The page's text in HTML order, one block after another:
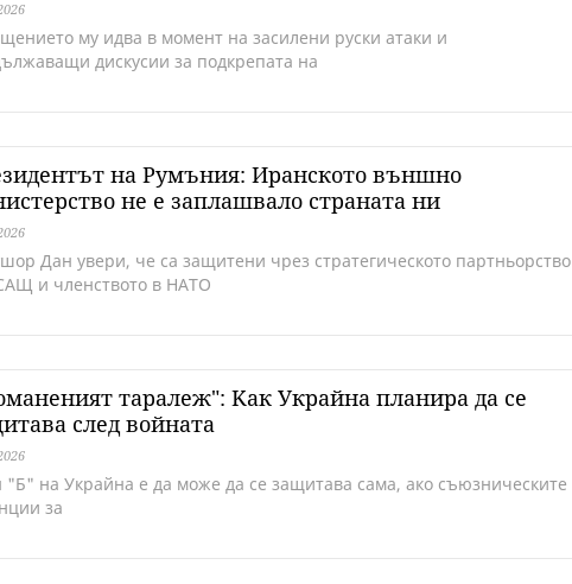
му идва в момент на засилени руски атаки и
дискусии за подкрепата на
на Румъния: Иранското външно
не е заплашвало страната ни
Дан увери, че са защитени чрез стратегическото партньорство
и членството в НАТО
таралеж": Kак Украйна планира да се
след войната
"Б" на Украйна е да може да се защитава сама, ако съюзническите
за